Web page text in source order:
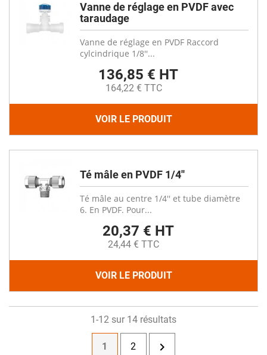
Vanne de réglage en PVDF avec
taraudage
Vanne de réglage en PVDF Raccord
cylcindrique 1/8''...
136,85 € HT
164,22 € TTC
VOIR LE PRODUIT
Té mâle en PVDF 1/4''
Té mâle au centre 1/4'' et tube diamètre
6. En PVDF. Pour...
20,37 € HT
24,44 € TTC
VOIR LE PRODUIT
1-12 sur 14 résultats
1 2 